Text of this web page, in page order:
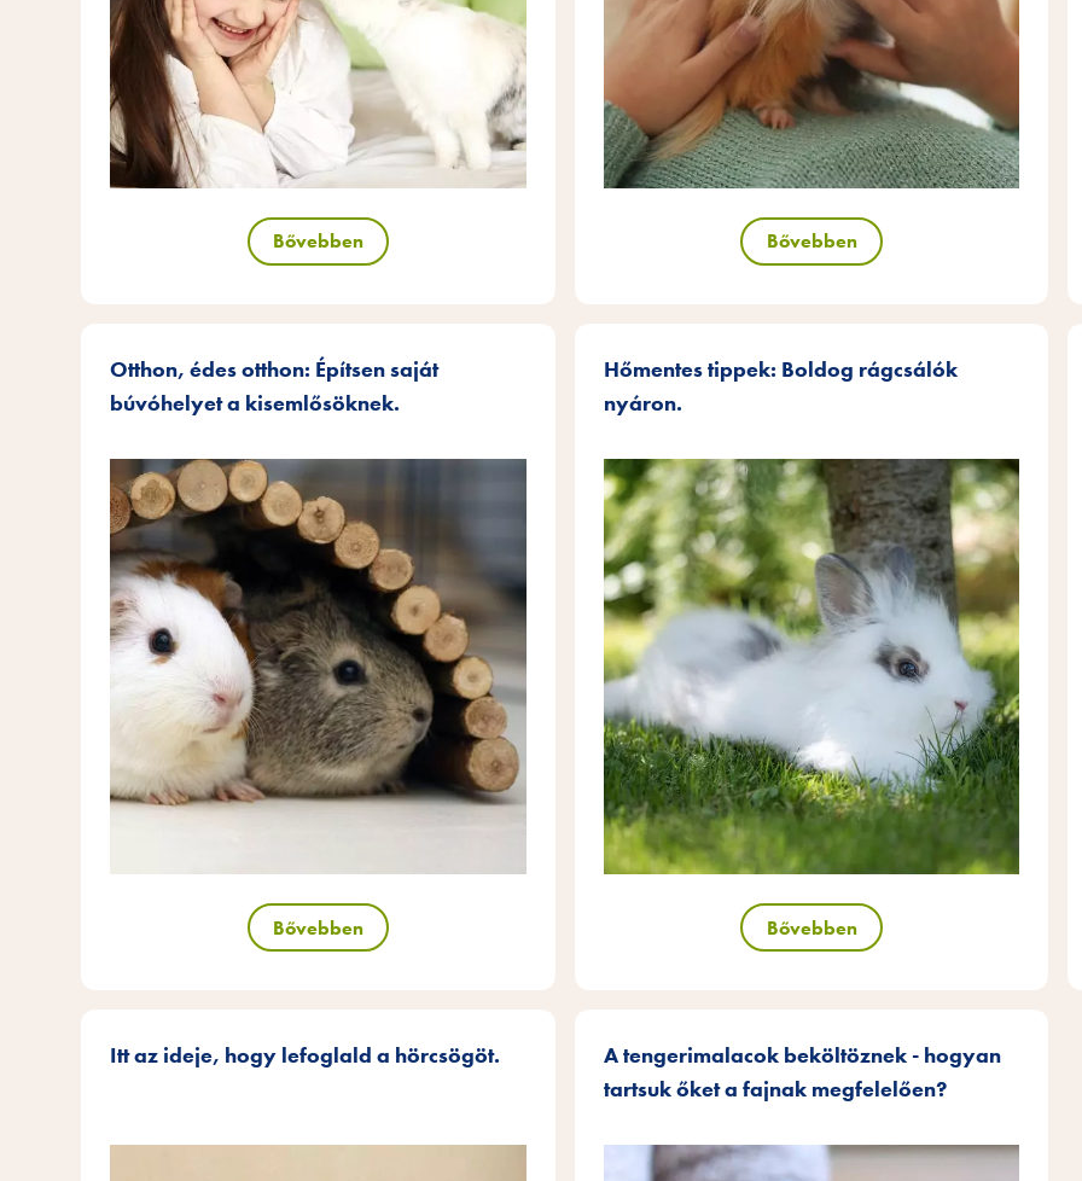
Bővebben Bővebben
Otthon, édes otthon: Építsen saját
búvóhelyet a kisemlősöknek.
Bővebben
Hőmentes tippek: Boldog rágcsálók
nyáron.
Bővebben
Itt az ideje, hogy lefoglald a hörcsögöt.
A tengerimalacok beköltöznek - hogyan
tartsuk őket a fajnak megfelelően?